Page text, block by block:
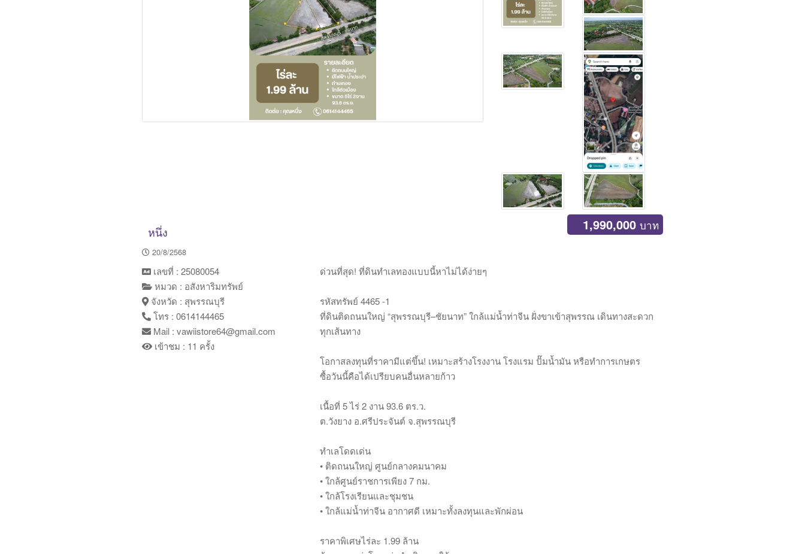
Main Photo
หนึ่ง
20/8/2568
1,990,000 บาท
ด่วนที่สุด! ที่ดินทำเลทองแบบนี้หาไม่ได้ง่ายๆ
รหัสทรัพย์ 4465 -1
ที่ดินติดถนนใหญ่ “สุพรรณบุรี–ชัยนาท” ใกล้แม่น้ำท่าจีน ฝั่งขาเข้าสุพรรณ เดินทางสะดวก
ทุกเส้นทาง
โอกาสลงทุนที่ราคามีแต่ขึ้น! เหมาะสร้างโรงงาน โรงแรม ปั๊มน้ำมัน หรือทำการเกษตร
ซื้อวันนี้คือได้เปรียบคนอื่นหลายก้าว
เนื้อที่ 5 ไร่ 2 งาน 93.6 ตร.ว.
ต.วังยาง อ.ศรีประจันต์ จ.สุพรรณบุรี
ทำเลโดดเด่น
• ติดถนนใหญ่ ศูนย์กลางคมนาคม
• ใกล้ศูนย์ราชการเพียง 7 กม.
• ใกล้โรงเรียนและชุมชน
• ใกล้แม่น้ำท่าจีน อากาศดี เหมาะทั้งลงทุนและพักผ่อน
ราคาพิเศษไร่ละ 1.99 ล้าน
เลขที่ : 25080054
หมวด : อสังหาริมทรัพย์
จังหวัด : สุพรรณบุรี
โทร : 0614144465
Mail : vawiistore64@gmail.com
เข้าชม : 11 ครั้ง